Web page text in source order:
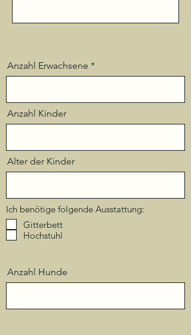
Anzahl Erwachsene
Anzahl Kinder
Alter der Kinder
Ich benötige folgende Ausstattung:
Gitterbett
Hochstuhl
Anzahl Hunde